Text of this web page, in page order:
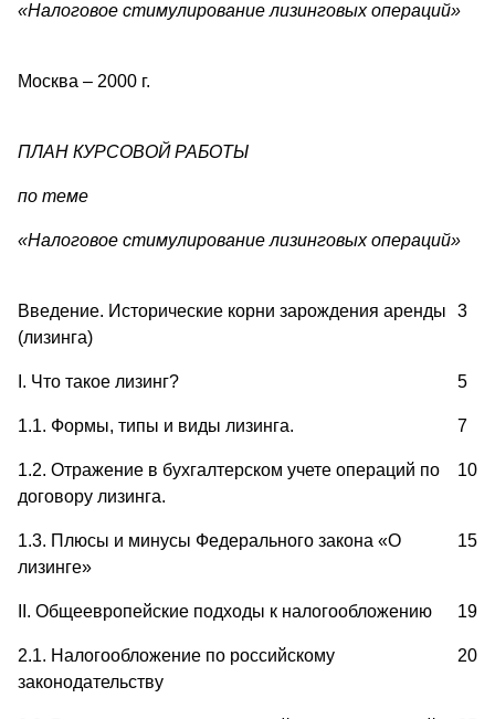
«Налоговое стимулирование лизинговых операций»
Москва – 2000 г.
ПЛАН КУРСОВОЙ РАБОТЫ
по теме
«Налоговое стимулирование лизинговых операций»
Введение. Исторические корни зарождения аренды
(лизинга)
3
I. Что такое лизинг? 5
1.1. Формы, типы и виды лизинга. 7
1.2. Отражение в бухгалтерском учете операций по
договору лизинга.
10
1.3. Плюсы и минусы Федерального закона «О
лизинге»
15
II. Общеевропейские подходы к налогообложению 19
2.1. Налогообложение по российскому
законодательству
20